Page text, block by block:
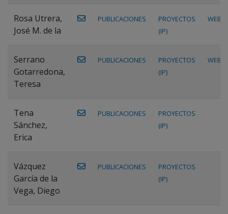
Rosa Utrera,
José M. de la
PUBLICACIONES
PROYECTOS
(IP)
WEB
Serrano
Gotarredona,
Teresa
PUBLICACIONES
PROYECTOS
(IP)
WEB
Tena
Sánchez,
Erica
PUBLICACIONES
PROYECTOS
(IP)
Vázquez
García de la
Vega, Diego
PUBLICACIONES
PROYECTOS
(IP)